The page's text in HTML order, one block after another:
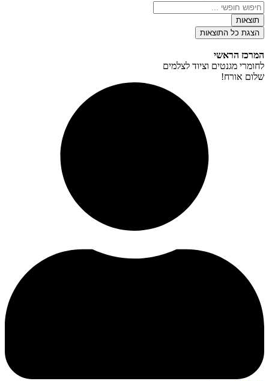
Search
...תוצאות
הצגת כל התוצאות
המרכז הראשי
לחומרי מגנטים וציוד לצלמים
שלום אורח!